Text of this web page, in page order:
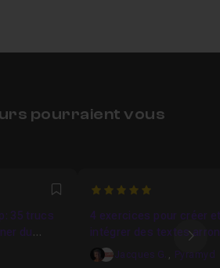
pourraient vous
Favori
35 trucs
du
5
4 exercices pour créer
intégrer des textes
dans Photoshop
Jacques G. , Pyramyd